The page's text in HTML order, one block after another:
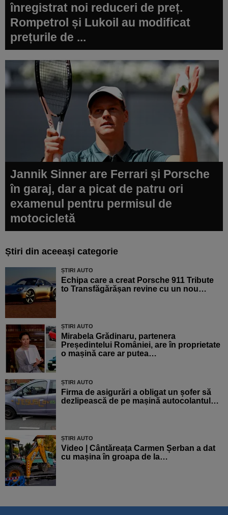
înregistrat noi reduceri de preț.
Rompetrol și Lukoil au modificat
prețurile de ...
Jannik Sinner are Ferrari și Porsche
în garaj, dar a picat de patru ori
examenul pentru permisul de
motocicletă
Știri din aceeași categorie
ȘTIRI AUTO
Echipa care a creat Porsche 911 Tribute
to Transfăgărășan revine cu un nou…
ȘTIRI AUTO
Mirabela Grădinaru, partenera
Președintelui României, are în proprietate
o mașină care ar putea…
ȘTIRI AUTO
Firma de asigurări a obligat un șofer să
dezlipească de pe mașină autocolantul…
ȘTIRI AUTO
Video | Cântăreața Carmen Șerban a dat
cu mașina în groapa de la…